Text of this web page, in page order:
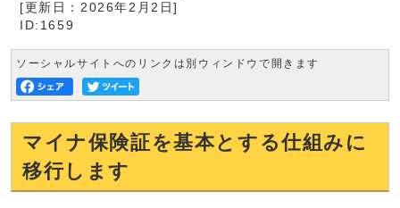
[更新日：2026年2月2日]
ID:1659
ソーシャルサイトへのリンクは別ウィンドウで開きます
マイナ保険証を基本とする仕組みに
移行します